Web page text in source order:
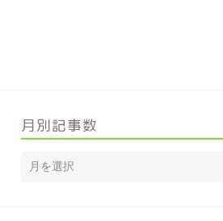
月別記事数